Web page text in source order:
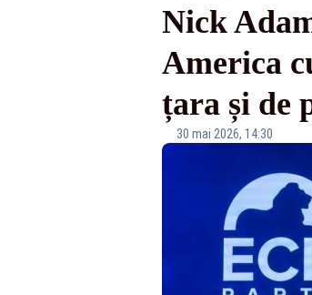
Nick
America
țara și de
30 mai 2026, 14:30